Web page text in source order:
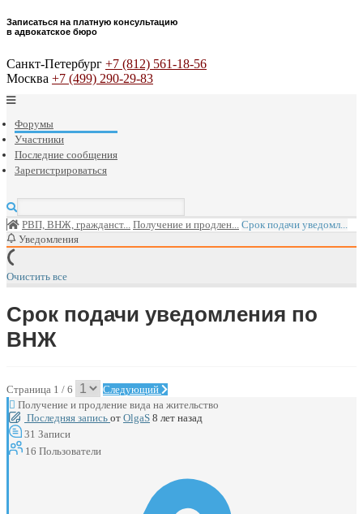
Записаться на платную консультацию
в адвокатское бюро
Санкт-Петербург +7 (812) 561-18-56
Москва +7 (499) 290-29-83
Форумы
Участники
Последние сообщения
Зарегистрироваться
РВП, ВНЖ, гражданст... Получение и продлен... Срок подачи уведомл...
Уведомления
Очистить все
Срок подачи уведомления по
ВНЖ
Страница 1 / 6
Следующий
Получение и продление вида на жительство
Последняя запись от OlgaS 8 лет назад
31 Записи
16 Пользователи